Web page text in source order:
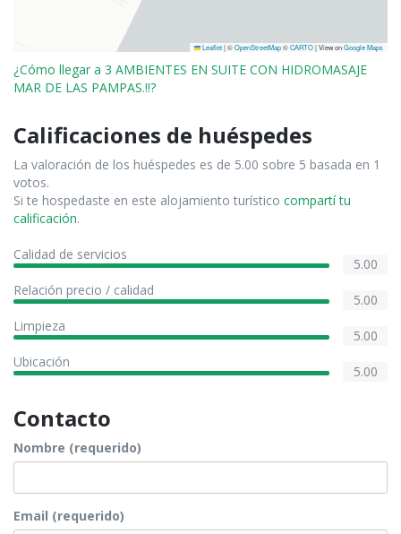
Leaflet|©OpenStreetMap©CARTO| View onGoogle Maps
¿Cómo llegar a 3 AMBIENTES EN SUITE CON HIDROMASAJE
MAR DE LAS PAMPAS.!!?
Calificaciones de huéspedes
La valoración de los huéspedes es de 5.00 sobre 5 basada en 1
votos.
Si te hospedaste en este alojamiento turístico compartí tu
calificación.
Calidad de servicios
5.00
Relación precio / calidad
5.00
Limpieza
5.00
Ubicación
5.00
Contacto
Nombre (requerido)
Email (requerido)